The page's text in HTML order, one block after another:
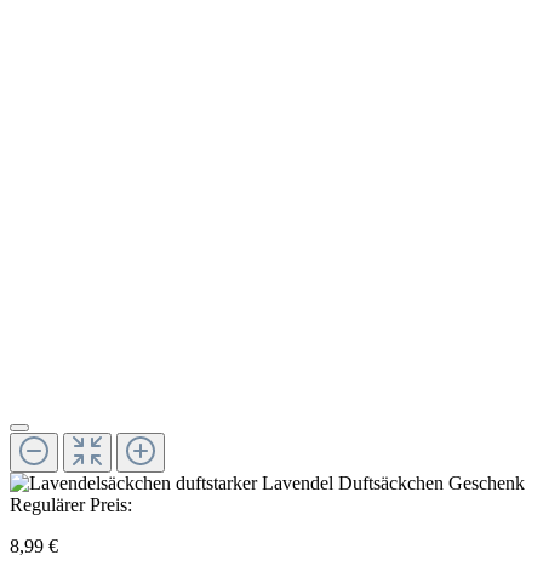
Regulärer Preis:
8,99 €